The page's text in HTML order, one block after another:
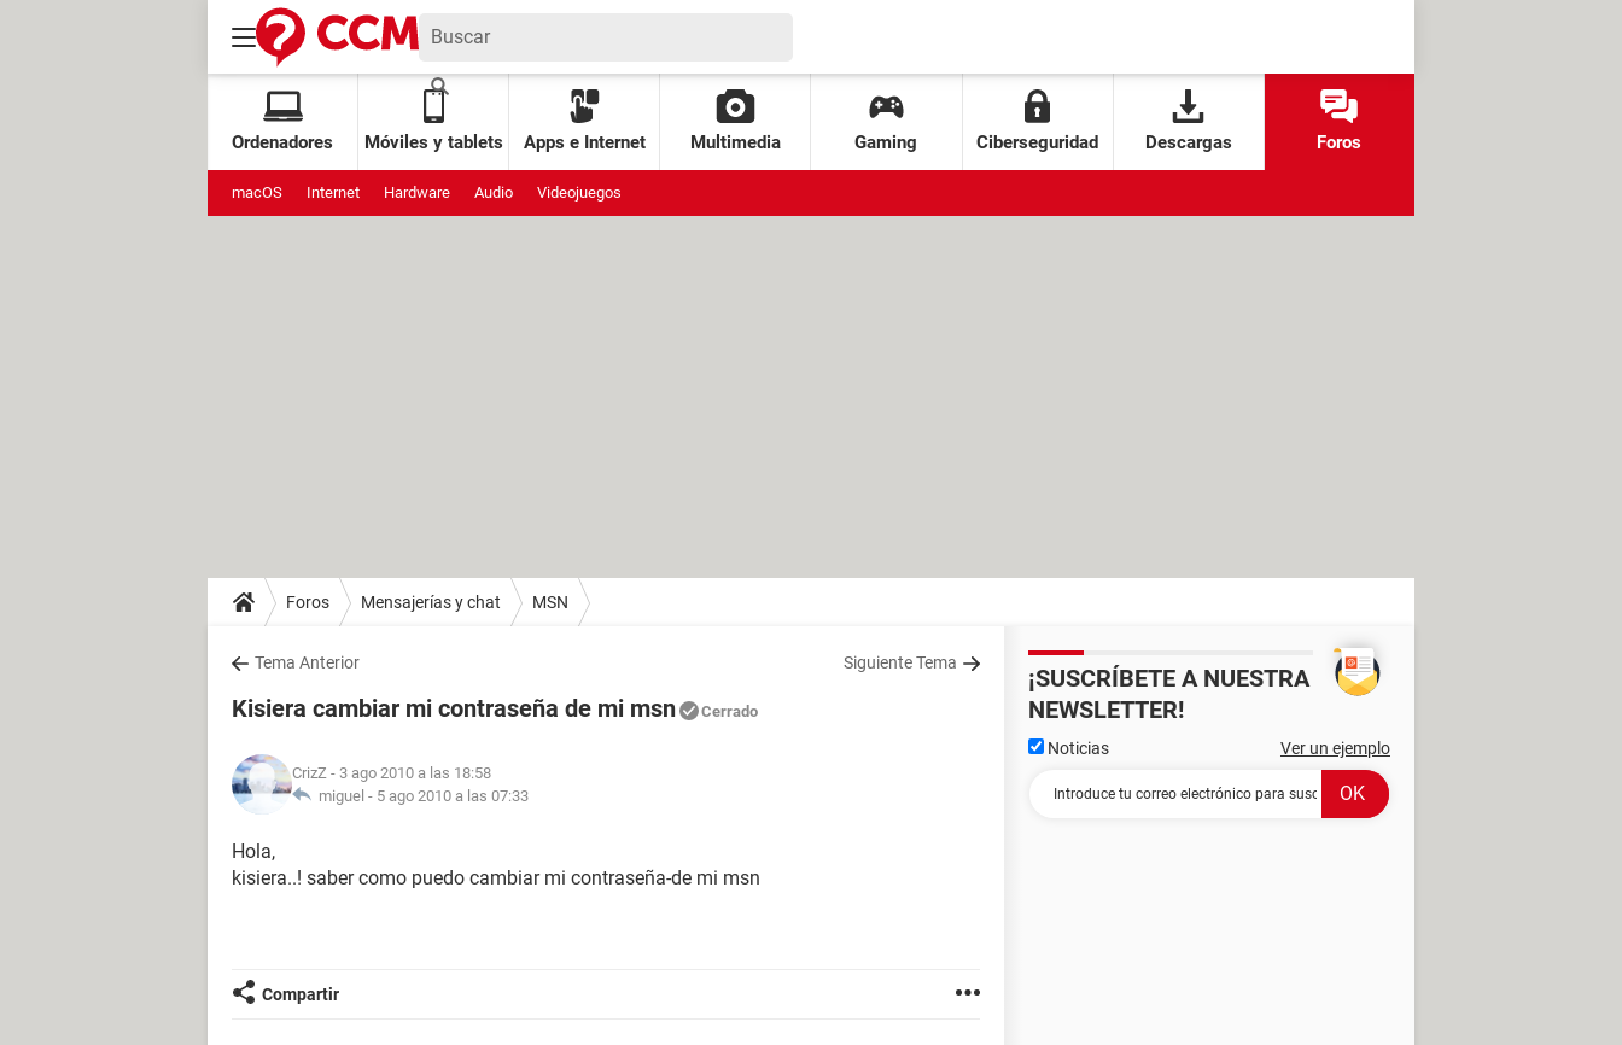
Ordenadores Móviles y tablets Apps e Internet Multimedia Gaming Ciberseguridad Descargas Foros
macOS Internet Hardware Audio Videojuegos
Foros Mensajerías y chat MSN
Tema Anterior Siguiente Tema
Kisiera cambiar mi contraseña de mi msn Cerrado
CrizZ - 3 ago 2010 a las 18:58
miguel - 5 ago 2010 a las 07:33
Hola,
kisiera..! saber como puedo cambiar mi contraseña-de mi msn
Compartir
¡SUSCRÍBETE A NUESTRA
NEWSLETTER!
Noticias Ver un ejemplo